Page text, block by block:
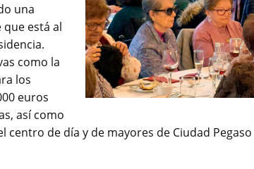
una
está al
como la
los
euros
así como
de día y de mayores de Ciudad Pegaso